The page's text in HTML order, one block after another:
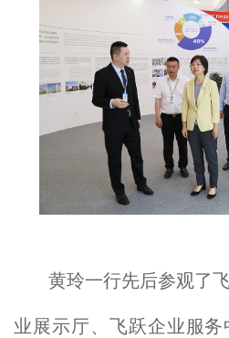
黄玲一行先后参观了
业展示厅、飞跃企业服